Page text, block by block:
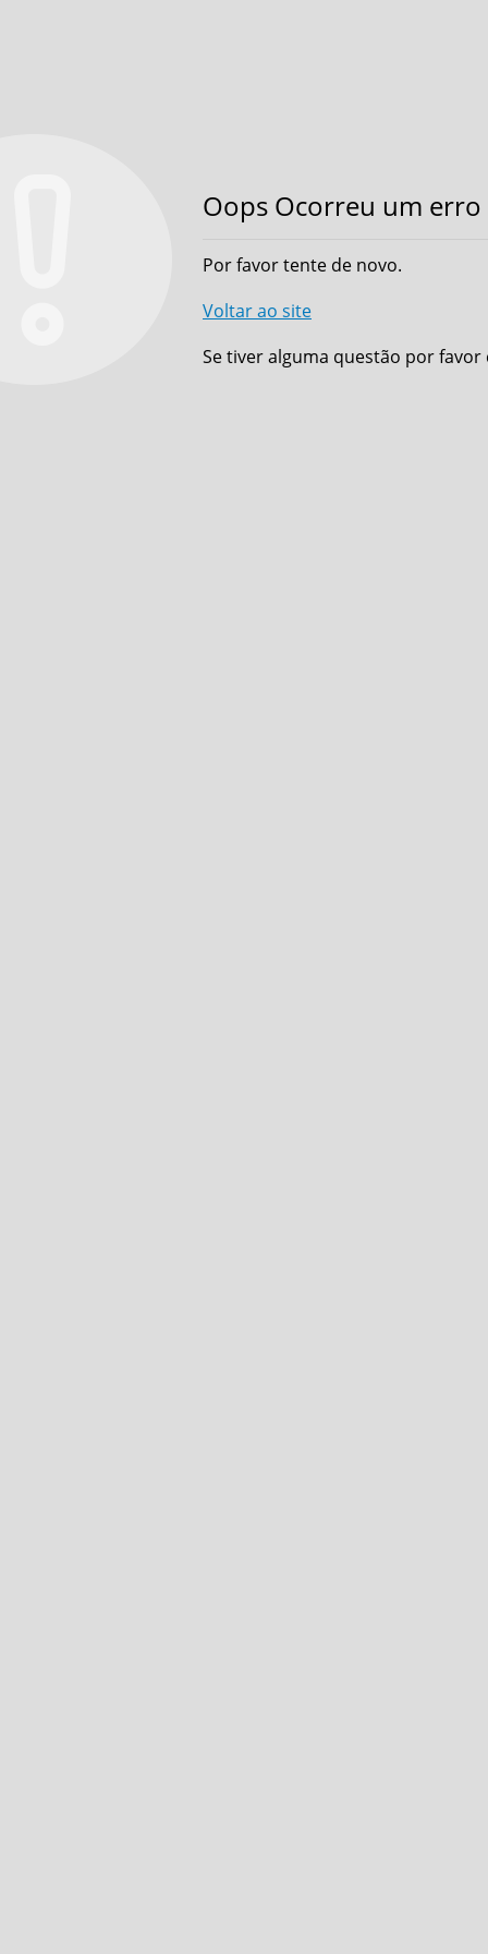
Oops Ocorreu um
Por favor tente de novo.
Voltar ao site
Se tiver alguma questão por favor